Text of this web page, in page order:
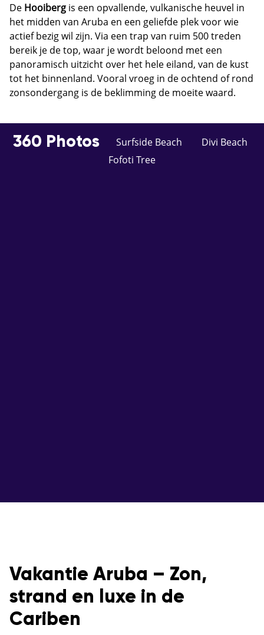
De Hooiberg is een opvallende, vulkanische heuvel in
het midden van Aruba en een geliefde plek voor wie
actief bezig wil zijn. Via een trap van ruim 500 treden
bereik je de top, waar je wordt beloond met een
panoramisch uitzicht over het hele eiland, van de kust
tot het binnenland. Vooral vroeg in de ochtend of rond
zonsondergang is de beklimming de moeite waard.
360 Photos Surfside Beach
Divi Beach
Fofoti Tree
Vakantie Aruba – Zon,
strand en luxe in de
Cariben